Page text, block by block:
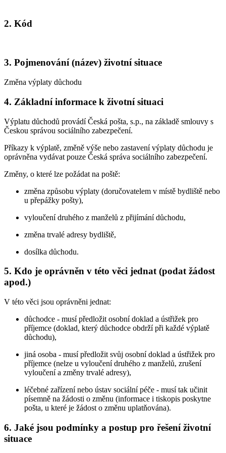
2. Kód
3. Pojmenování (název) životní situace
Změna výplaty důchodu
4. Základní informace k životní situaci
Výplatu důchodů provádí Česká pošta, s.p., na základě smlouvy s
Českou správou sociálního zabezpečení.
Příkazy k výplatě, změně výše nebo zastavení výplaty důchodu je
oprávněna vydávat pouze Česká správa sociálního zabezpečení.
Změny, o které lze požádat na poště:
změna způsobu výplaty (doručovatelem v místě bydliště nebo
u přepážky pošty),
vyloučení druhého z manželů z přijímání důchodu,
změna trvalé adresy bydliště,
dosílka důchodu.
5. Kdo je oprávněn v této věci jednat (podat žádost
apod.)
V této věci jsou oprávněni jednat:
důchodce - musí předložit osobní doklad a ústřižek pro
příjemce (doklad, který důchodce obdrží při každé výplatě
důchodu),
jiná osoba - musí předložit svůj osobní doklad a ústřižek pro
příjemce (nelze u vyloučení druhého z manželů, zrušení
vyloučení a změny trvalé adresy),
léčebné zařízení nebo ústav sociální péče - musí tak učinit
písemně na žádosti o změnu (informace i tiskopis poskytne
pošta, u které je žádost o změnu uplatňována).
6. Jaké jsou podmínky a postup pro řešení životní
situace